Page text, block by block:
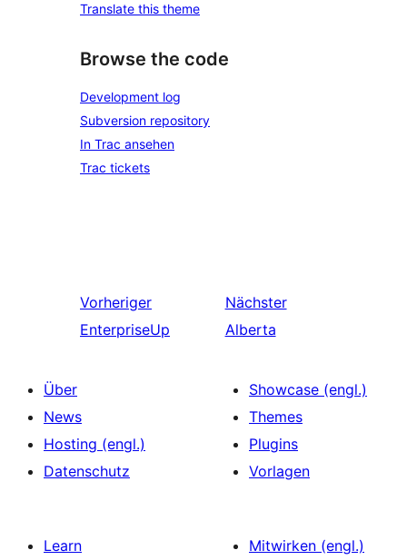
Translate this theme
Browse the code
Development log
Subversion repository
In Trac ansehen
Trac tickets
Vorheriger
EnterpriseUp
Nächster
Alberta
Über
News
Hosting (engl.)
Datenschutz
Showcase (engl.)
Themes
Plugins
Vorlagen
Learn
Mitwirken (engl.)